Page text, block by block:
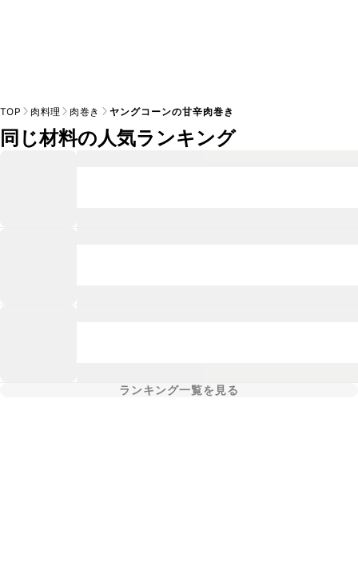
TOP 肉料理 肉巻き ヤングコーンの甘辛肉巻き
同じ材料の人気ランキング
ランキング一覧を見る